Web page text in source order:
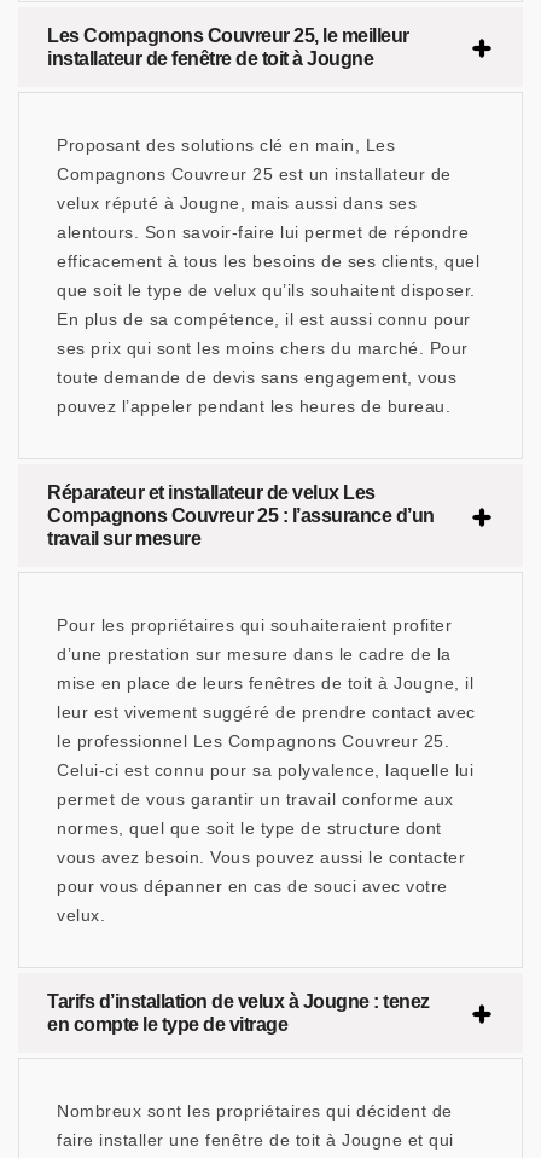
Les Compagnons Couvreur 25, le meilleur
installateur de fenêtre de toit à Jougne
Proposant des solutions clé en main, Les
Compagnons Couvreur 25 est un installateur de
velux réputé à Jougne, mais aussi dans ses
alentours. Son savoir-faire lui permet de répondre
efficacement à tous les besoins de ses clients, quel
que soit le type de velux qu’ils souhaitent disposer.
En plus de sa compétence, il est aussi connu pour
ses prix qui sont les moins chers du marché. Pour
toute demande de devis sans engagement, vous
pouvez l’appeler pendant les heures de bureau.
Réparateur et installateur de velux Les
Compagnons Couvreur 25 : l’assurance d’un
travail sur mesure
Pour les propriétaires qui souhaiteraient profiter
d’une prestation sur mesure dans le cadre de la
mise en place de leurs fenêtres de toit à Jougne, il
leur est vivement suggéré de prendre contact avec
le professionnel Les Compagnons Couvreur 25.
Celui-ci est connu pour sa polyvalence, laquelle lui
permet de vous garantir un travail conforme aux
normes, quel que soit le type de structure dont
vous avez besoin. Vous pouvez aussi le contacter
pour vous dépanner en cas de souci avec votre
velux.
Tarifs d’installation de velux à Jougne : tenez
en compte le type de vitrage
Nombreux sont les propriétaires qui décident de
faire installer une fenêtre de toit à Jougne et qui